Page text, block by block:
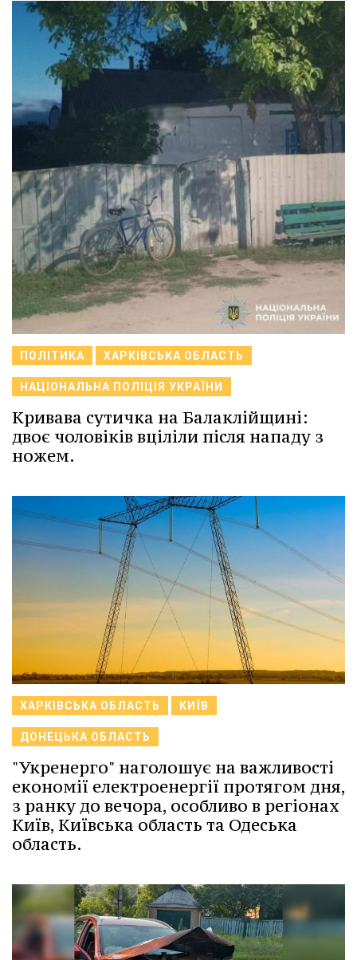
ПОЛІТИКА ХАРКІВСЬКА ОБЛАСТЬ
НАЦІОНАЛЬНА ПОЛІЦІЯ УКРАЇНИ
Кривава сутичка на Балаклійщині:
двоє чоловіків вціліли після нападу з
ножем.
ХАРКІВСЬКА ОБЛАСТЬ КИЇВ
ДОНЕЦЬКА ОБЛАСТЬ
"Укренерго" наголошує на важливості
економії електроенергії протягом дня,
з ранку до вечора, особливо в регіонах
Київ, Київська область та Одеська
область.